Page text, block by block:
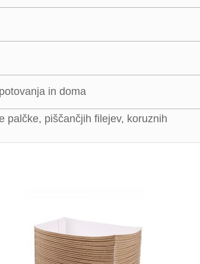
in doma
palčke, piščančjih filejev, koruznih